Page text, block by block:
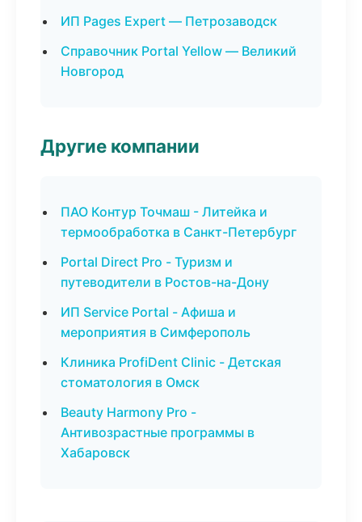
ИП Pages Expert — Петрозаводск
Справочник Portal Yellow — Великий
Новгород
Другие компании
ПАО Контур Точмаш - Литейка и
термообработка в Санкт-Петербург
Portal Direct Pro - Туризм и
путеводители в Ростов-на-Дону
ИП Service Portal - Афиша и
мероприятия в Симферополь
Клиника ProfiDent Clinic - Детская
стоматология в Омск
Beauty Harmony Pro -
Антивозрастные программы в
Хабаровск